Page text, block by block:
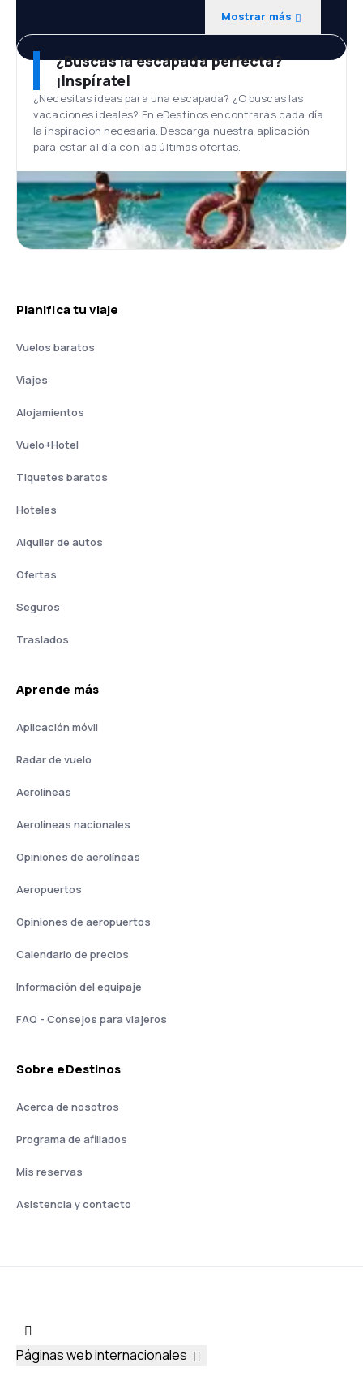
Mostrar más
¿Buscas la escapada perfecta?
¡Inspírate!
¿Necesitas ideas para una escapada? ¿O buscas las
vacaciones ideales? En eDestinos encontrarás cada día
la inspiración necesaria. Descarga nuestra aplicación
para estar al día con las últimas ofertas.
Planifica tu viaje
Vuelos baratos
Viajes
Alojamientos
Vuelo+Hotel
Tiquetes baratos
Hoteles
Alquiler de autos
Ofertas
Seguros
Traslados
Aprende más
Aplicación móvil
Radar de vuelo
Aerolíneas
Aerolíneas nacionales
Opiniones de aerolíneas
Aeropuertos
Opiniones de aeropuertos
Calendario de precios
Información del equipaje
FAQ - Consejos para viajeros
Sobre eDestinos
Acerca de nosotros
Programa de afiliados
Mis reservas
Asistencia y contacto
Páginas web internacionales